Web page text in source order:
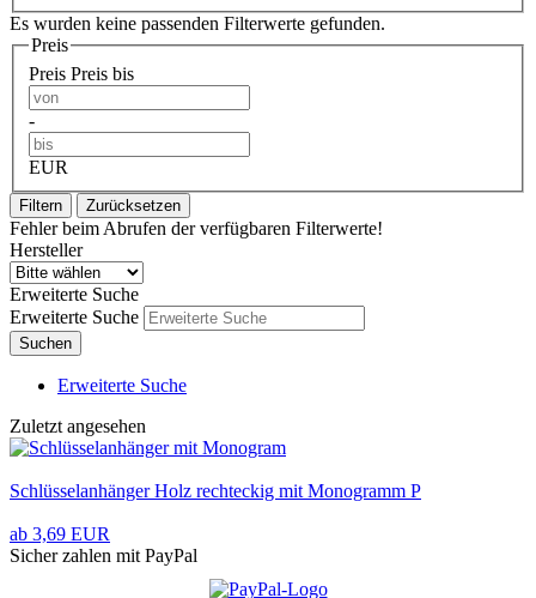
Es wurden keine passenden Filterwerte gefunden.
Preis
Preis Preis bis
-
EUR
Filtern Zurücksetzen
Fehler beim Abrufen der verfügbaren Filterwerte!
Hersteller
Erweiterte Suche
Erweiterte Suche
Suchen
Erweiterte Suche
Zuletzt angesehen
Schlüsselanhänger Holz rechteckig mit Monogramm P
ab 3,69 EUR
Sicher zahlen mit PayPal